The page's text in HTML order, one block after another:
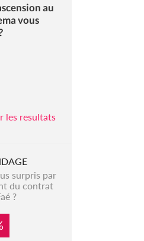
au
vous
les resultats
surpris par
du contrat
?